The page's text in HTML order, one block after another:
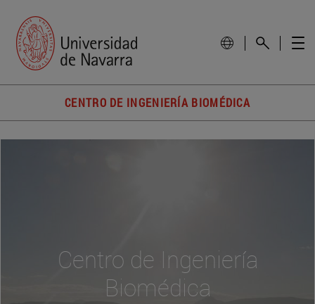
CENTRO DE INGENIERÍA BIOMÉDICA
Centro de Ingeniería
Biomédica